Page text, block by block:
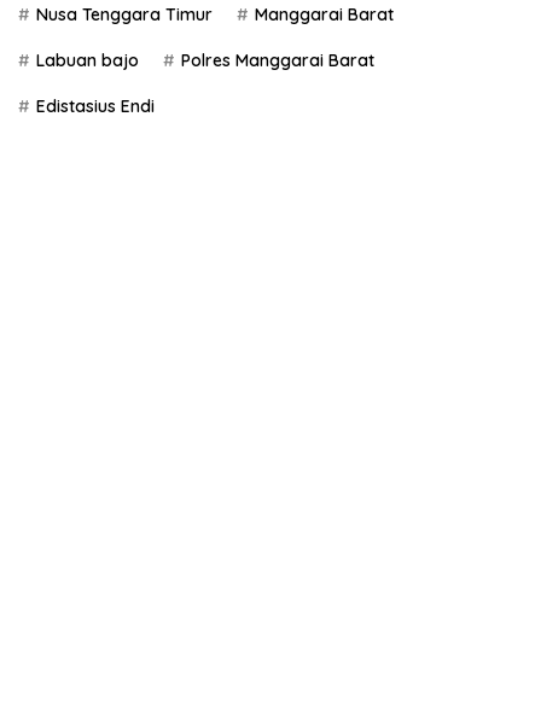
Nusa Tenggara Timur Manggarai Barat
Labuan bajo Polres Manggarai Barat
Edistasius Endi